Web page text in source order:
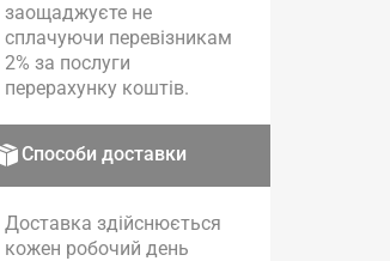
заощаджуєте не
сплачуючи перевізникам
2% за послуги
перерахунку коштів.
Способи доставки
Доставка здійснюється
кожен робочий день